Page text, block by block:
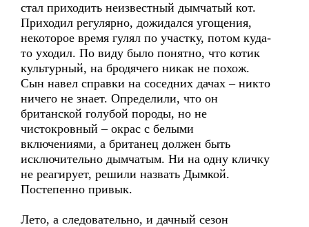
стал приходить неизвестный дымчатый кот.
Приходил регулярно, дожидался угощения,
некоторое время гулял по участку, потом куда-
то уходил. По виду было понятно, что котик
культурный, на бродячего никак не похож.
Сын навел справки на соседних дачах – никто
ничего не знает. Определили, что он
британской голубой породы, но не
чистокровный – окрас с белыми
включениями, а британец должен быть
исключительно дымчатым. Ни на одну кличку
не реагирует, решили назвать Дымкой.
Постепенно привык.
Лето, а следовательно, и дачный сезон